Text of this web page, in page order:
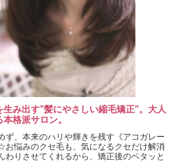
生み出す"髪にやさしい縮毛矯正"。大人
格派サロン。
ず、本来のハリや輝きを残す《アコガレー
お悩みのクセ毛も、気になるクセだけ解消
わりさせてくれるから、矯正後のペタッと